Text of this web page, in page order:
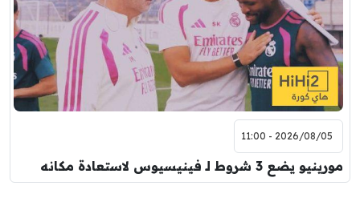
2026/08/05 - 11:00
مورينيو يضع 3 شروط لـ فينيسيوس لاستعادة مكانه